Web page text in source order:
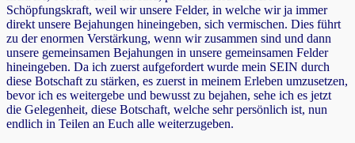
Schöpfungskraft, weil wir unsere Felder, in welche wir ja immer
direkt unsere Bejahungen hineingeben, sich vermischen. Dies führt
zu der enormen Verstärkung, wenn wir zusammen sind und dann
unsere gemeinsamen Bejahungen in unsere gemeinsamen Felder
hineingeben. Da ich zuerst aufgefordert wurde mein SEIN durch
diese Botschaft zu stärken, es zuerst in meinem Erleben umzusetzen,
bevor ich es weitergebe und bewusst zu bejahen, sehe ich es jetzt
die Gelegenheit, diese Botschaft, welche sehr persönlich ist, nun
endlich in Teilen an Euch alle weiterzugeben.